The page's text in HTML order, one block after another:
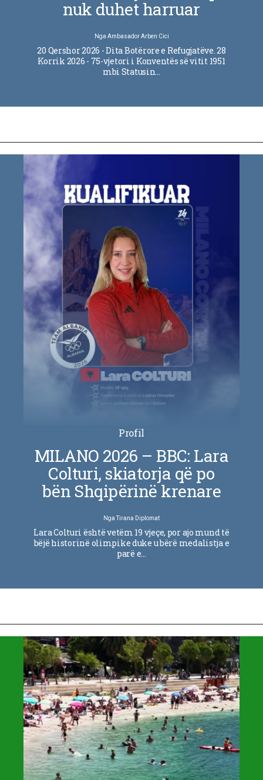
nuk duhet harruar
Nga Ambasador Arben Cici
20 Qershor 2026 - Dita Botërore e Refugjatëve. 28
Korrik 2026 - 75-vjetori i Konventës së vitit 1951
mbi Statusin…
Profil
MILANO 2026 – BBC: Lara
Colturi, skiatorja që po
bën Shqipërinë krenare
NgaTirana Diplomat
Lara Colturi është vetëm 19 vjeçe, por ajo mund të
bëjë historinë olimpike duke u bërë medalistja e
parë e…